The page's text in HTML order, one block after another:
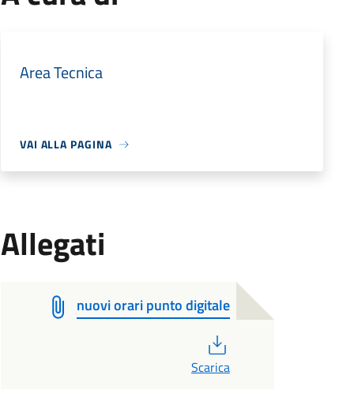
Area Tecnica
VAI ALLA PAGINA
Allegati
nuovi orari punto digitale
Scarica